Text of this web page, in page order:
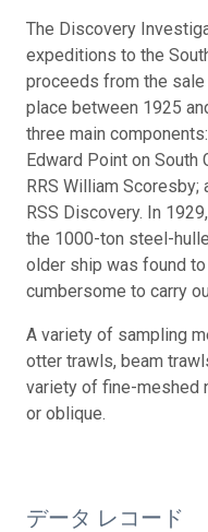
The Discovery
expeditions to the
proceeds from the
place between 1925
three main
Edward Point on
RRS William
RSS Discovery. In
the 1000-ton steel-
older ship was found
cumbersome to carry
A variety of sampling
otter trawls, beam
variety of fine-meshed
or oblique.
データ レコード